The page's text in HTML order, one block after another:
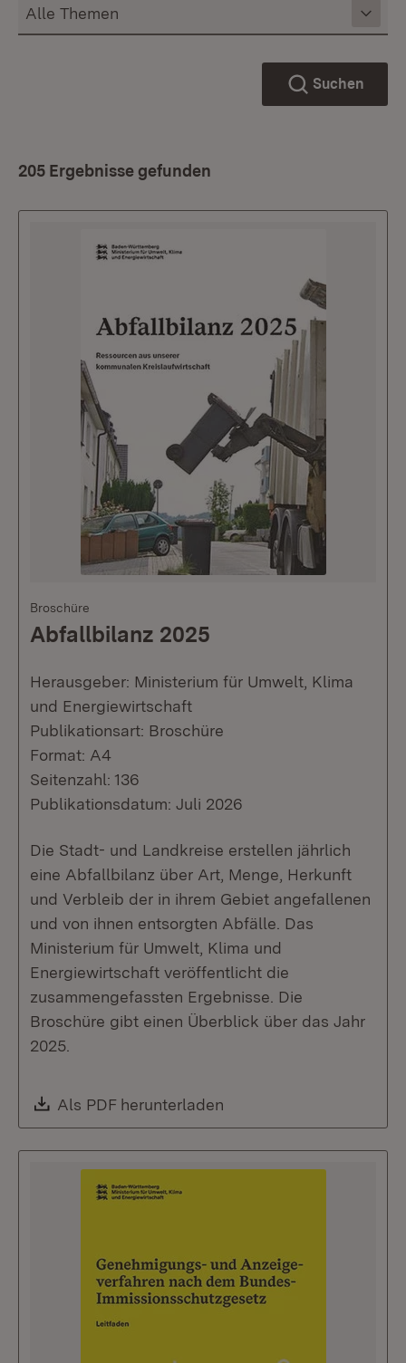
Suchen
205 Ergebnisse gefunden
Broschüre
Abfallbilanz 2025
Herausgeber: Ministerium für Umwelt, Klima
und Energiewirtschaft
Publikationsart: Broschüre
Format: A4
Seitenzahl: 136
Publikationsdatum: Juli 2026
Die Stadt- und Landkreise erstellen jährlich
eine Abfallbilanz über Art, Menge, Herkunft
und Verbleib der in ihrem Gebiet angefallenen
und von ihnen entsorgten Abfälle. Das
Ministerium für Umwelt, Klima und
Energiewirtschaft veröffentlicht die
zusammengefassten Ergebnisse. Die
Broschüre gibt einen Überblick über das Jahr
2025.
Download:
Als PDF herunterladen